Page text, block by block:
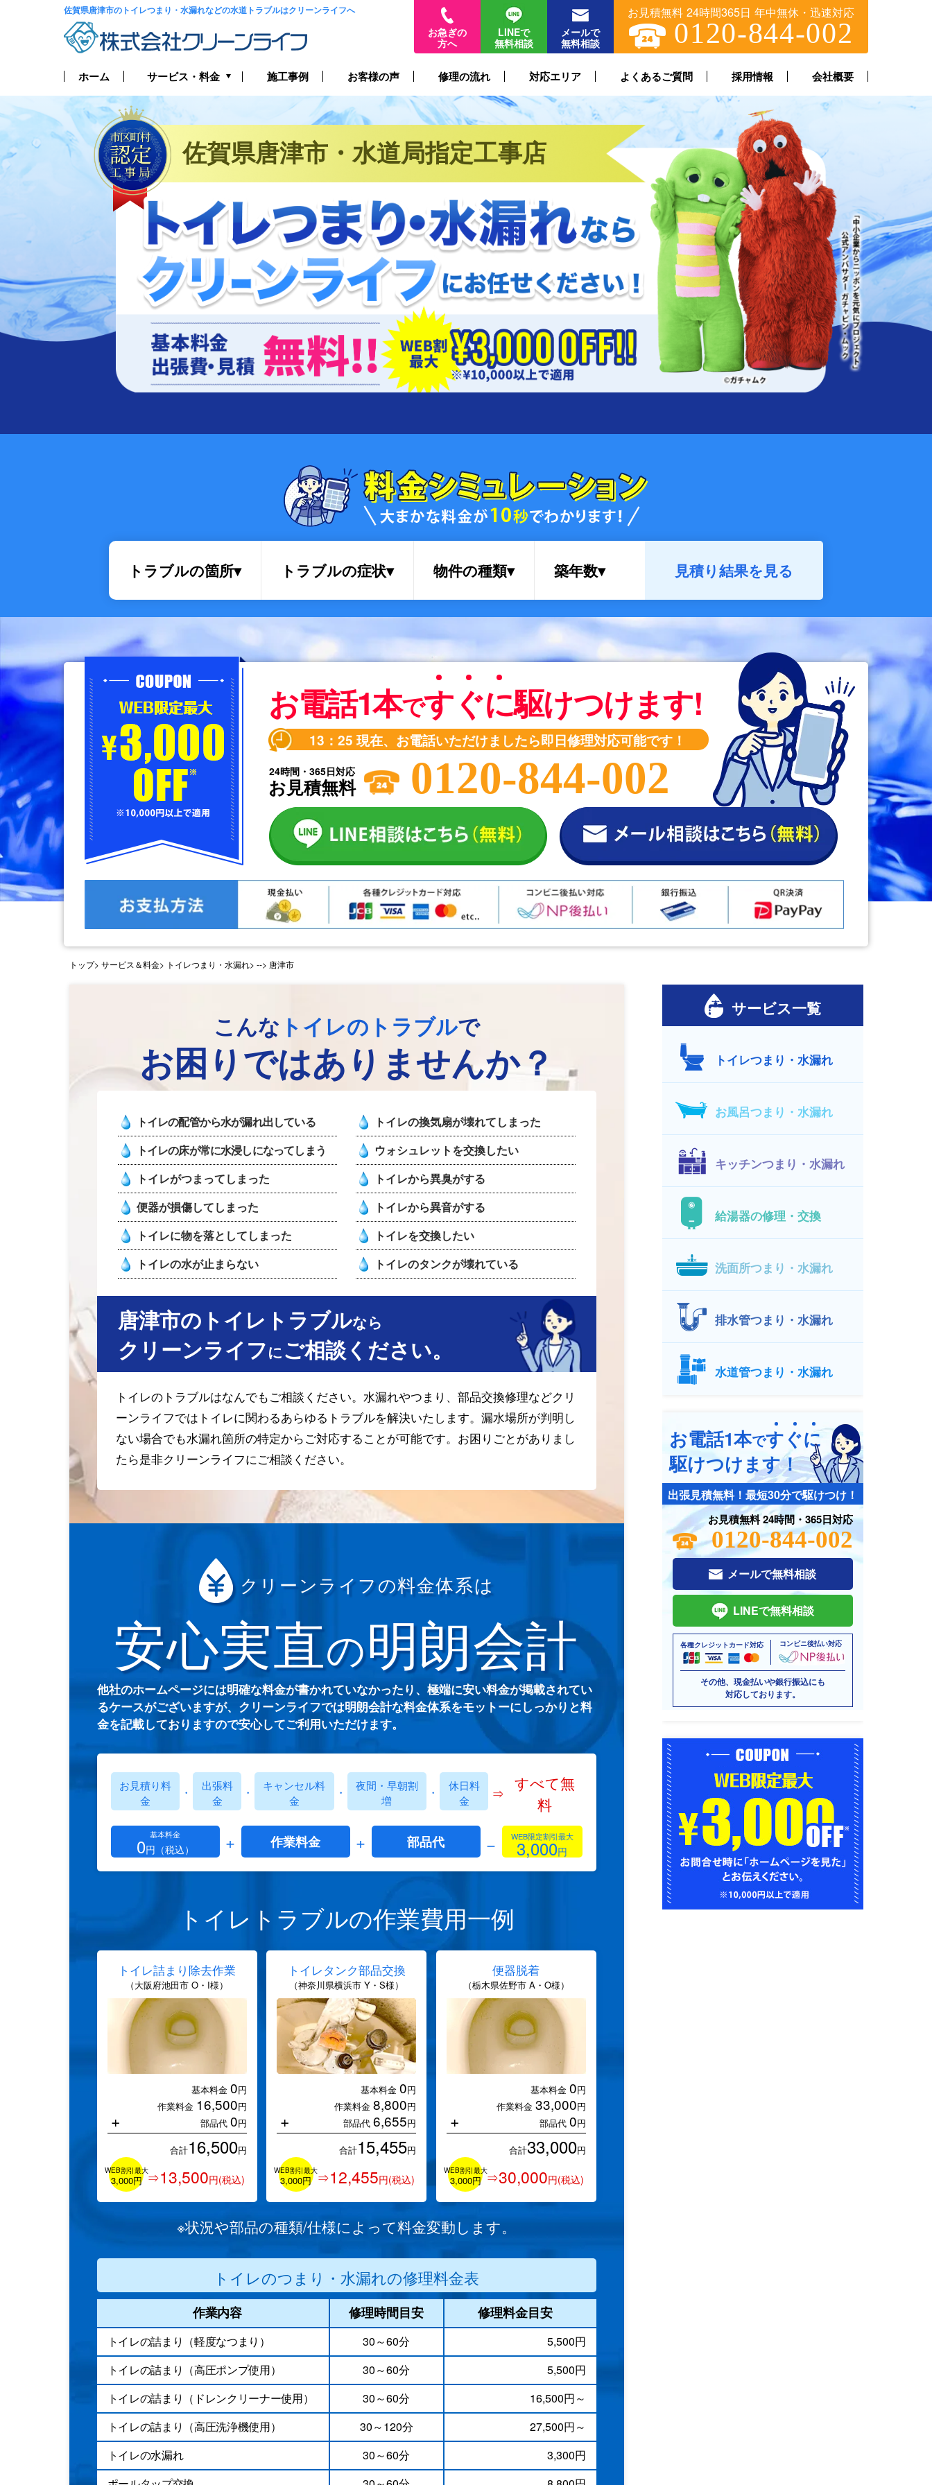
佐賀県唐津市のトイレつまり・水漏れなどの水道トラブルはクリーンライフへ
お急ぎの
方へ
LINEで
無料相談
メールで
無料相談
お見積無料 24時間365日 年中無休・迅速対応
0120-844-002
ホーム サービス・料金
トイレつまり・水漏れ
お風呂つまり・水漏れ
キッチンつまり・水漏れ
洗面所つまり・水漏れ
給湯器の修理・交換
排水管つまり・水漏れ
水道管つまり・水漏れ
施工事例 お客様の声 修理の流れ 対応エリア よくあるご質問 採用情報 会社概要
佐賀県唐津市・水道局指定工事店
トラブルの箇所▾ トラブルの症状▾ 物件の種類▾ 築年数▾ 見積り結果を見る
お電話1本ですぐに駆けつけます!
13：25 現在、お電話いただけましたら即日修理対応可能です！
24時間・365日対応
お見積無料 0120-844-002
トップ> サービス＆料金> トイレつまり・水漏れ> --> 唐津市
こんな トイレのトラブルで
お困りではありませんか？
トイレの配管から水が漏れ出している
トイレの床が常に水浸しになってしまう
トイレがつまってしまった
便器が損傷してしまった
トイレに物を落としてしまった
トイレの水が止まらない
トイレの換気扇が壊れてしまった
ウォシュレットを交換したい
トイレから異臭がする
トイレから異音がする
トイレを交換したい
トイレのタンクが壊れている
唐津市のトイレトラブルなら
クリーンライフ に ご相談ください。
トイレのトラブルはなんでもご相談ください。水漏れやつまり、部品交換修理などクリ
ーンライフではトイレに関わるあらゆるトラブルを解決いたします。漏水場所が判明し
ない場合でも水漏れ箇所の特定からご対応することが可能です。お困りごとがありまし
たら是非クリーンライフにご相談ください。
クリーンライフの料金体系は
安心実直の明朗会計
他社のホームページには明確な料金が書かれていなかったり、極端に安い料金が掲載されてい
るケースがございますが、クリーンライフでは明朗会計な料金体系をモットーにしっかりと料
金を記載しておりますので安心してご利用いただけます。
お見積り料
金
・
出張料
金
・
キャンセル料
金
・
夜間・早朝割
増
・
休日料
金
⇒
すべて無
料
基本料金
0円（税込） + 作業料金 + 部品代 − WEB限定割引最大
3,000円
トイレトラブルの作業費用一例
トイレ詰まり除去作業
（大阪府池田市 O・I様）
基本料金 0円
作業料金 16,500円
部品代 0円
+
合計16,500円
WEB割引最大
3,000円 ⇒13,500円(税込)
トイレタンク部品交換
（神奈川県横浜市 Y・S様）
基本料金 0円
作業料金 8,800円
部品代 6,655円
+
合計15,455円
WEB割引最大
3,000円 ⇒12,455円(税込)
便器脱着
（栃木県佐野市 A・O様）
基本料金 0円
作業料金 33,000円
部品代 0円
+
合計33,000円
WEB割引最大
3,000円 ⇒30,000円(税込)
※状況や部品の種類/仕様によって料金変動します。
トイレのつまり・水漏れの修理料金表
作業内容 修理時間目安 修理料金目安
トイレの詰まり（軽度なつまり） 30～60分
5,500円
トイレの詰まり（高圧ポンプ使用）
30～60分
5,500円
トイレの詰まり（ドレンクリーナー使用）
30～60分
16,500円～
トイレの詰まり（高圧洗浄機使用）
30～120分
27,500円～
トイレの水漏れ
30～60分
3,300円
サービス一覧
トイレつまり・水漏れ
お風呂つまり・水漏れ
キッチンつまり・水漏れ
給湯器の修理・交換
洗面所つまり・水漏れ
排水管つまり・水漏れ
水道管つまり・水漏れ
お電話1本ですぐに
駆けつけます！
出張見積無料！最短30分で駆けつけ！
お見積無料 24時間・365日対応
0120-844-002
メールで無料相談
LINEで無料相談
各種クレジットカード対応 コンビニ後払い対応
その他、現金払いや銀行振込にも
対応しております。